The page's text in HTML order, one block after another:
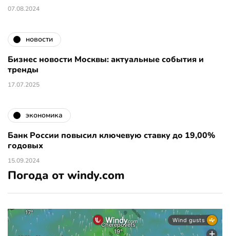
07.08.2024
новости
Бизнес новости Москвы: актуальные события и
тренды
17.07.2025
экономика
Банк России повысил ключевую ставку до 19,00%
годовых
15.09.2024
Погода от windy.com